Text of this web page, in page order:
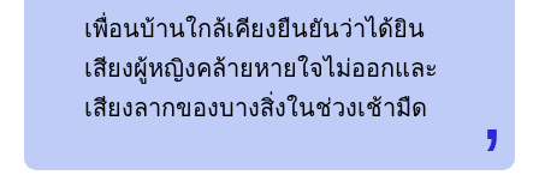
เพื่อนบ้านใกล้เคียงยืนยันว่าได้ยิน
เสียงผู้หญิงคล้ายหายใจไม่ออกและ
เสียงลากของบางสิ่งในช่วงเช้ามืด